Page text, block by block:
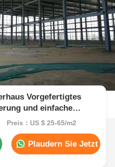
Vorgefertigtes
und einfache
Branchen
Preis：US $ 25-65/m2
Plaudern Sie Jetzt